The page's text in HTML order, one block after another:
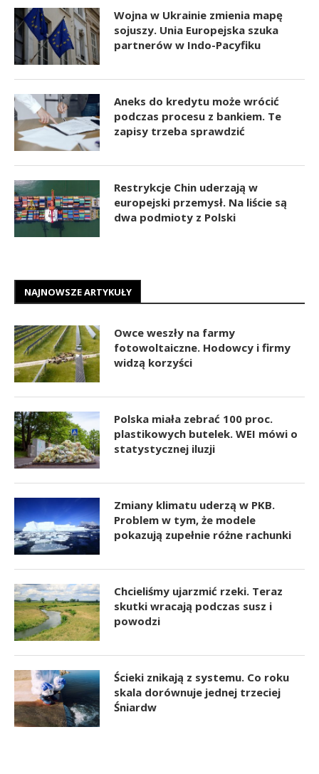
Wojna w Ukrainie zmienia mapę
sojuszy. Unia Europejska szuka
partnerów w Indo-Pacyfiku
Aneks do kredytu może wrócić
podczas procesu z bankiem. Te
zapisy trzeba sprawdzić
Restrykcje Chin uderzają w
europejski przemysł. Na liście są
dwa podmioty z Polski
NAJNOWSZE ARTYKUŁY
Owce weszły na farmy
fotowoltaiczne. Hodowcy i firmy
widzą korzyści
Polska miała zebrać 100 proc.
plastikowych butelek. WEI mówi o
statystycznej iluzji
Zmiany klimatu uderzą w PKB.
Problem w tym, że modele
pokazują zupełnie różne rachunki
Chcieliśmy ujarzmić rzeki. Teraz
skutki wracają podczas susz i
powodzi
Ścieki znikają z systemu. Co roku
skala dorównuje jednej trzeciej
Śniardw